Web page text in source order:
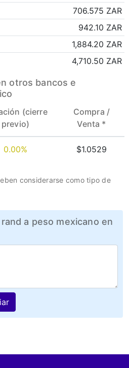
706.575 ZAR
942.10 ZAR
1,884.20 ZAR
4,710.50 ZAR
otros bancos e
(cierre
previo)
Compra /
Venta *
0.00% $1.0529
considerarse como tipo de
a peso mexicano en